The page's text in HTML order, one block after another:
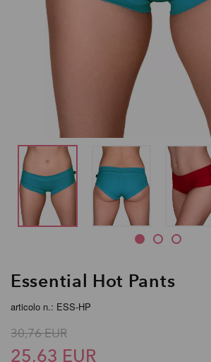
Essential Hot Pants
articolo n.: ESS-HP
30,76 EUR
25,63 EUR